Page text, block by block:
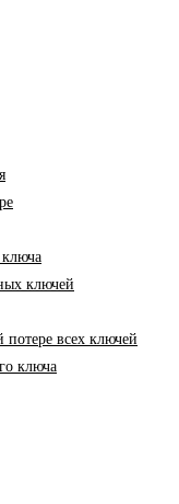
ключа
ключей
всех ключей
ключа